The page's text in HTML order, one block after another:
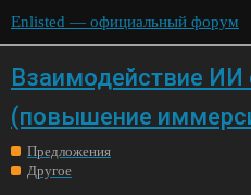
Enlisted — официальный форум
Взаимодействие
(повышение
Предложения
Другое